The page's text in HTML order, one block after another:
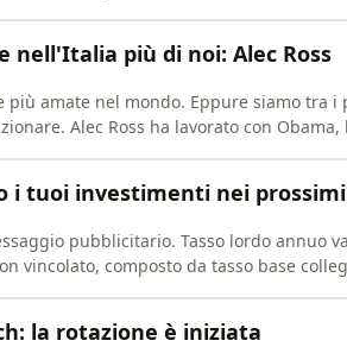
nell'Italia più di noi: Alec Ross
più amate nel mondo. Eppure siamo tra i
ha investito in
i tuoi investimenti nei prossimi
vincolato, composto da tasso base
la rotazione è iniziata